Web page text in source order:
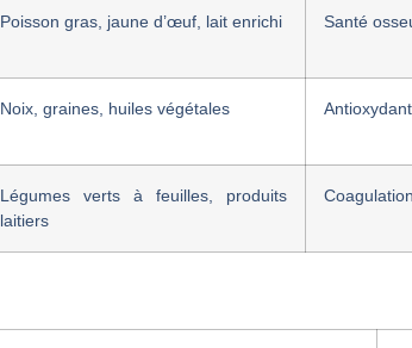
Poisson gras, jaune d’œuf, lait enrichi Santé
Noix, graines, huiles végétales
Légumes verts à feuilles, produits
laitiers